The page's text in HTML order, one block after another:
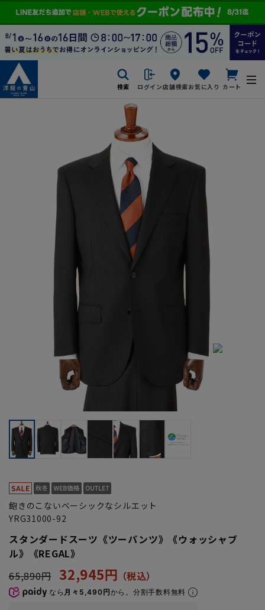
検索 ログイン店舗検索お気に入り カート
飽きのこないベーシックなシルエット
YRG31000-92
スタンダードスーツ《ツーパンツ》《ウォッシャブ
ル》《REGAL》
65,890円 32,945円
なら 月々5,490円から。分割手数料無料